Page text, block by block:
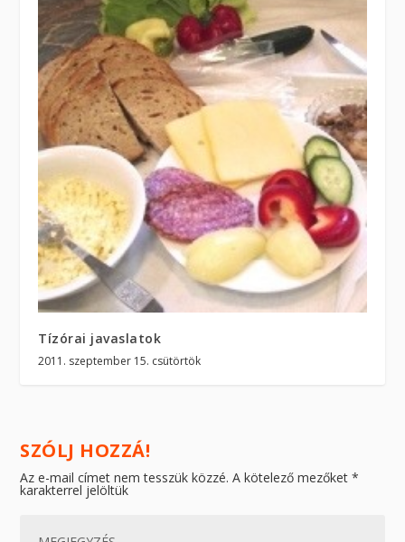
Tízórai javaslatok
2011. szeptember 15. csütörtök
SZÓLJ HOZZÁ!
Az e-mail címet nem tesszük közzé. A kötelező mezőket*
karakterrel jelöltük